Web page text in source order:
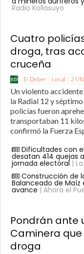
Radio Kollasuyo
Cuatro
droga, tras
cruceña
El Deber Local 21/
Un violento
la Radial 12 y
policías fueron
transportaban 11
confirmó la Fuerza
Dificultades con
desatan 414 quejas
jornada electoral| La
Construcción de
Balanceado de Maíz
avance | Ahora el
Pondrán ante
Caminera
droga